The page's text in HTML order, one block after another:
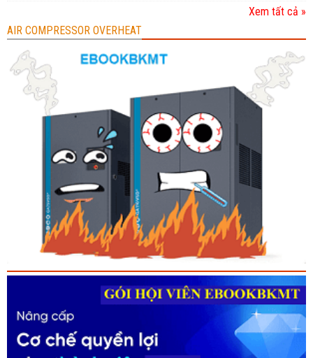
Xem tất cả »
AIR COMPRESSOR OVERHEAT